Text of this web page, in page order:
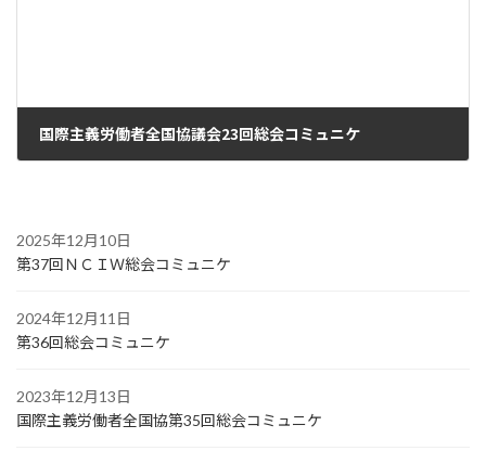
国際主義労働者全国協議会23回総会コミュニケ
2025年12月10日
第37回ＮＣＩＷ総会コミュニケ
2024年12月11日
第36回総会コミュニケ
2023年12月13日
国際主義労働者全国協第35回総会コミュニケ